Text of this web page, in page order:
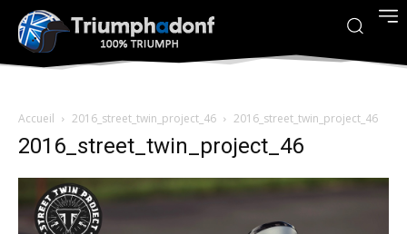
Accueil 2016_street_twin_project_46 2016_street_twin_project_46
2016_street_twin_project_46